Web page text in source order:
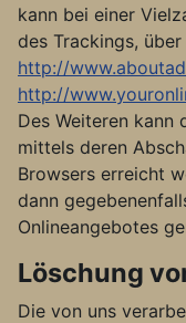
kann bei einer
des Trackings,
http://
http://
Des Weiteren kann
mittels deren
Browsers erreicht
dann
Onlineangebotes
Löschung
Die von uns